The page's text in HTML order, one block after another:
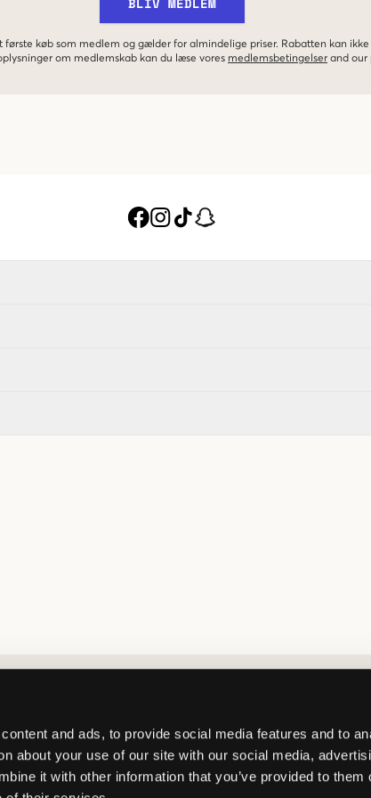
and ads, to provide social media features and to
about your use of our site with our social media,
it with other information that you’ve provided to them
køb som medlem og gælder for almindelige priser. Rabatten kan
om medlemskab kan du læse vores medlemsbetingelser and our